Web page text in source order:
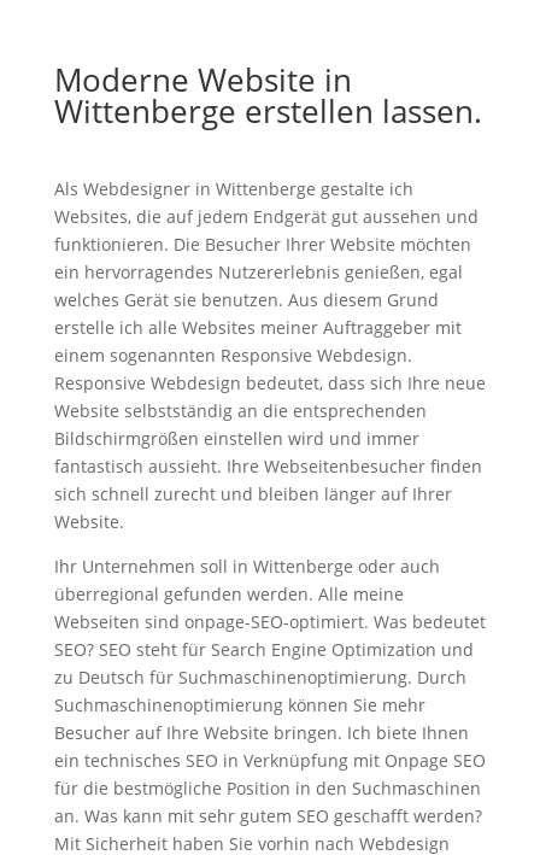
Moderne Website in
Wittenberge erstellen lassen.
Als Webdesigner in Wittenberge gestalte ich
Websites, die auf jedem Endgerät gut aussehen und
funktionieren. Die Besucher Ihrer Website möchten
ein hervorragendes Nutzererlebnis genießen, egal
welches Gerät sie benutzen. Aus diesem Grund
erstelle ich alle Websites meiner Auftraggeber mit
einem sogenannten Responsive Webdesign.
Responsive Webdesign bedeutet, dass sich Ihre neue
Website selbstständig an die entsprechenden
Bildschirmgrößen einstellen wird und immer
fantastisch aussieht. Ihre Webseitenbesucher finden
sich schnell zurecht und bleiben länger auf Ihrer
Website.
Ihr Unternehmen soll in Wittenberge oder auch
überregional gefunden werden. Alle meine
Webseiten sind onpage-SEO-optimiert. Was bedeutet
SEO? SEO steht für Search Engine Optimization und
zu Deutsch für Suchmaschinenoptimierung. Durch
Suchmaschinenoptimierung können Sie mehr
Besucher auf Ihre Website bringen. Ich biete Ihnen
ein technisches SEO in Verknüpfung mit Onpage SEO
für die bestmögliche Position in den Suchmaschinen
an. Was kann mit sehr gutem SEO geschafft werden?
Mit Sicherheit haben Sie vorhin nach Webdesign